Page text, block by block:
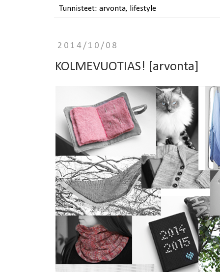
Tunnisteet: arvonta, lifestyle
2014/10/08
KOLMEVUOTIAS! [arvonta]